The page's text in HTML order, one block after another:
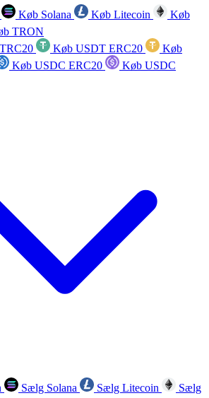
Køb Solana Køb Litecoin
Køb
TRON
Køb USDT ERC20
Køb
Køb USDC ERC20
Køb USDC
Sælg Solana Sælg Litecoin
Sælg